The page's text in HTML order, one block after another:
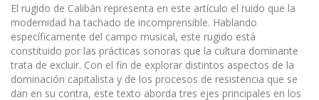
El rugido de Calibán representa en este artículo el ruido que la
modernidad ha tachado de incomprensible. Hablando
específicamente del campo musical, este rugido está
constituido por las prácticas sonoras que la cultura dominante
trata de excluir. Con el fin de explorar distintos aspectos de la
dominación capitalista y de los procesos de resistencia que se
dan en su contra, este texto aborda tres ejes principales en los